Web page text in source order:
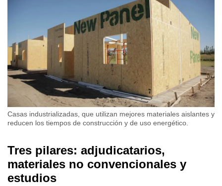
Casas industrializadas, que utilizan mejores materiales aislantes y
reducen los tiempos de construcción y de uso energético.
Tres pilares: adjudicatarios,
materiales no convencionales y
estudios